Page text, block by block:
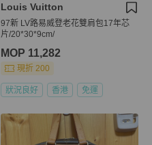
Louis Vuitton
97新 LV路易威登老花雙肩包17年芯
片/20*30*9cm/
MOP 11,282
現折 200
狀況良好 香港 免運